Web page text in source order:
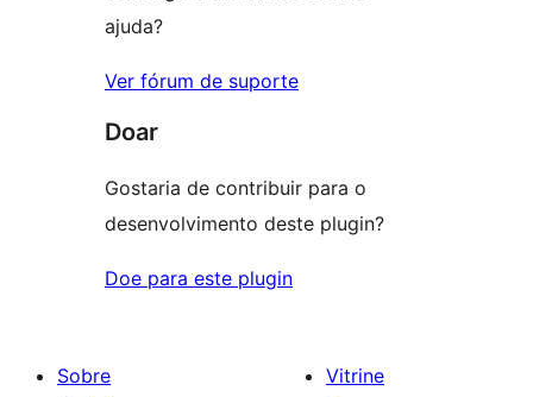
ajuda?
Ver fórum de suporte
Doar
Gostaria de contribuir para o
desenvolvimento deste plugin?
Doe para este plugin
Sobre
Vitrine